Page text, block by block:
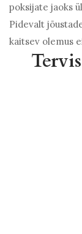
poksijate jaoks
Pidevalt
kaitsev olemus